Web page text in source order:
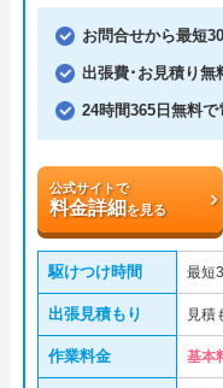
お問合せから最短
出張費･お見積り無
24時間365日無料
公式サイトで
料金詳細を見る
駆けつけ時間 最短
出張見積もり 見積
作業料金 基本